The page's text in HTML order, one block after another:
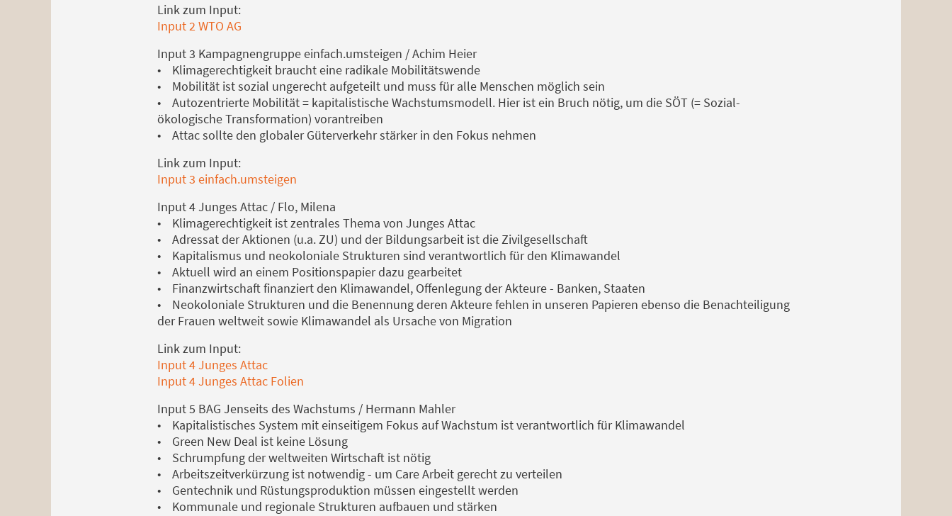
Link zum Input:
Input 2 WTO AG
Input 3 Kampagnengruppe einfach.umsteigen / Achim Heier
• Klimagerechtigkeit braucht eine radikale Mobilitätswende
• Mobilität ist sozial ungerecht aufgeteilt und muss für alle Menschen möglich sein
• Autozentrierte Mobilität = kapitalistische Wachstumsmodell. Hier ist ein Bruch nötig, um die SÖT (= Sozial-
ökologische Transformation) vorantreiben
• Attac sollte den globaler Güterverkehr stärker in den Fokus nehmen
Link zum Input:
Input 3 einfach.umsteigen
Input 4 Junges Attac / Flo, Milena
• Klimagerechtigkeit ist zentrales Thema von Junges Attac
• Adressat der Aktionen (u.a. ZU) und der Bildungsarbeit ist die Zivilgesellschaft
• Kapitalismus und neokoloniale Strukturen sind verantwortlich für den Klimawandel
• Aktuell wird an einem Positionspapier dazu gearbeitet
• Finanzwirtschaft finanziert den Klimawandel, Offenlegung der Akteure - Banken, Staaten
• Neokoloniale Strukturen und die Benennung deren Akteure fehlen in unseren Papieren ebenso die Benachteiligung
der Frauen weltweit sowie Klimawandel als Ursache von Migration
Link zum Input:
Input 4 Junges Attac
Input 4 Junges Attac Folien
Input 5 BAG Jenseits des Wachstums / Hermann Mahler
• Kapitalistisches System mit einseitigem Fokus auf Wachstum ist verantwortlich für Klimawandel
• Green New Deal ist keine Lösung
• Schrumpfung der weltweiten Wirtschaft ist nötig
• Arbeitszeitverkürzung ist notwendig - um Care Arbeit gerecht zu verteilen
• Gentechnik und Rüstungsproduktion müssen eingestellt werden
• Kommunale und regionale Strukturen aufbauen und stärken